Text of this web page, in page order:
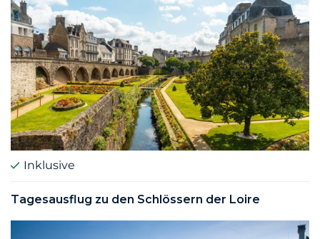
Inklusive
Tagesausflug zu den Schlössern der Loire